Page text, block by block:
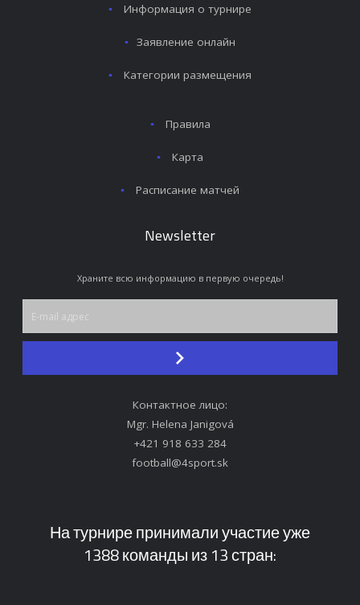
Информация о турнире
Заявление онлайн
Категории размещения
Правила
Карта
Расписание матчей
Newsletter
Храните всю информацию в первую очередь!
Контактное лицо:
Mgr. Helena Janigová
+421 918 633 284
football@4sport.sk
На турнире принимали участие уже
1388 команды из 13 стран: